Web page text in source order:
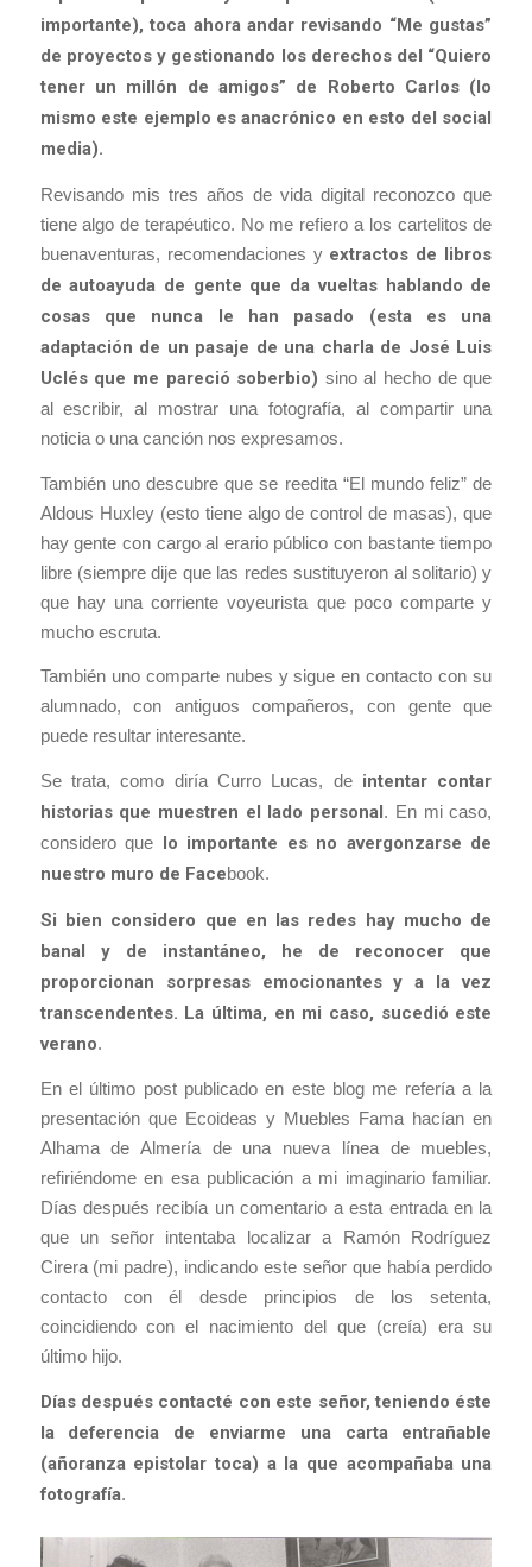
importante), toca ahora andar revisando “Me gustas”
de proyectos y gestionando los derechos del “Quiero
tener un millón de amigos” de Roberto Carlos (lo
mismo este ejemplo es anacrónico en esto del social
media).
Revisando mis tres años de vida digital reconozco que
tiene algo de terapéutico. No me refiero a los cartelitos de
buenaventuras, recomendaciones y extractos de libros
de autoayuda de gente que da vueltas hablando de
cosas que nunca le han pasado (esta es una
adaptación de un pasaje de una charla de José Luis
Uclés que me pareció soberbio) sino al hecho de que
al escribir, al mostrar una fotografía, al compartir una
noticia o una canción nos expresamos.
También uno descubre que se reedita “El mundo feliz” de
Aldous Huxley (esto tiene algo de control de masas), que
hay gente con cargo al erario público con bastante tiempo
libre (siempre dije que las redes sustituyeron al solitario) y
que hay una corriente voyeurista que poco comparte y
mucho escruta.
También uno comparte nubes y sigue en contacto con su
alumnado, con antiguos compañeros, con gente que
puede resultar interesante.
Se trata, como diría Curro Lucas, de intentar contar
historias que muestren el lado personal. En mi caso,
considero que lo importante es no avergonzarse de
nuestro muro de Facebook.
Si bien considero que en las redes hay mucho de
banal y de instantáneo, he de reconocer que
proporcionan sorpresas emocionantes y a la vez
transcendentes. La última, en mi caso, sucedió este
verano.
En el último post publicado en este blog me refería a la
presentación que Ecoideas y Muebles Fama hacían en
Alhama de Almería de una nueva línea de muebles,
refiriéndome en esa publicación a mi imaginario familiar.
Días después recibía un comentario a esta entrada en la
que un señor intentaba localizar a Ramón Rodríguez
Cirera (mi padre), indicando este señor que había perdido
contacto con él desde principios de los setenta,
coincidiendo con el nacimiento del que (creía) era su
último hijo.
Días después contacté con este señor, teniendo éste
la deferencia de enviarme una carta entrañable
(añoranza epistolar toca) a la que acompañaba una
fotografía.